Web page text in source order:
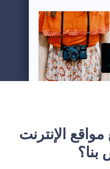
مواقع الإنترنت
بنا؟